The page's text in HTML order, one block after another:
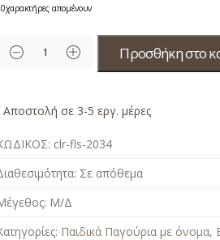
χαρακτήρες απομένουν
Προσθήκη στο
Αποστολή σε 3-5 εργ. μέρες
clr-fls-2034
Σε απόθεμα
Μ/Δ
Παιδικά Παγούρια με όνομα,